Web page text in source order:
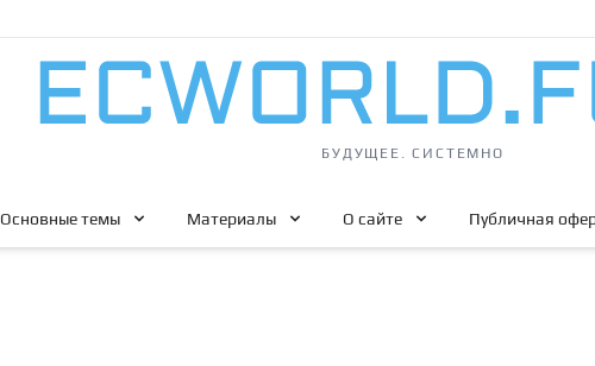
БУДУЩЕЕ. СИСТЕМНО
Основные темы Материалы О сайте Публичная